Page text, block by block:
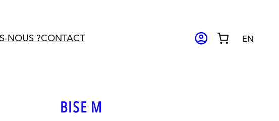
NOUS ?CONTACT ACCOUNT_CIRCLE EN
BISE M